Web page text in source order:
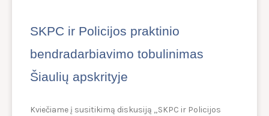
SKPC ir Policijos praktinio
bendradarbiavimo tobulinimas
Šiaulių apskrityje
Kviečiame į susitikimą diskusiją „SKPC ir Policijos